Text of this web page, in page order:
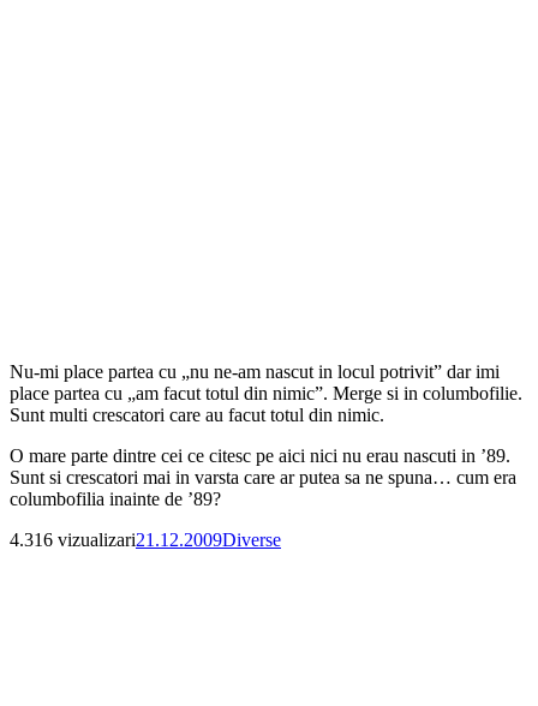
Nu-mi place partea cu „nu ne-am nascut in locul potrivit” dar imi
place partea cu „am facut totul din nimic”. Merge si in columbofilie.
Sunt multi crescatori care au facut totul din nimic.
O mare parte dintre cei ce citesc pe aici nici nu erau nascuti in ’89.
Sunt si crescatori mai in varsta care ar putea sa ne spuna… cum era
columbofilia inainte de ’89?
4.316 vizualizariPublicat
21.12.2009Categorii
Diverse